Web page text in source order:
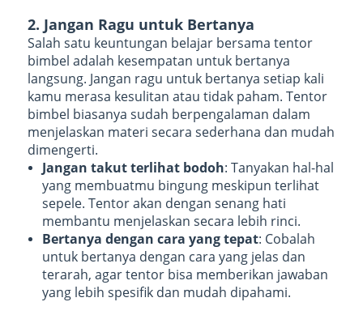
2. Jangan Ragu untuk Bertanya
Salah satu keuntungan belajar bersama tentor
bimbel adalah kesempatan untuk bertanya
langsung. Jangan ragu untuk bertanya setiap kali
kamu merasa kesulitan atau tidak paham. Tentor
bimbel biasanya sudah berpengalaman dalam
menjelaskan materi secara sederhana dan mudah
dimengerti.
Jangan takut terlihat bodoh: Tanyakan hal-hal
yang membuatmu bingung meskipun terlihat
sepele. Tentor akan dengan senang hati
membantu menjelaskan secara lebih rinci.
Bertanya dengan cara yang tepat: Cobalah
untuk bertanya dengan cara yang jelas dan
terarah, agar tentor bisa memberikan jawaban
yang lebih spesifik dan mudah dipahami.